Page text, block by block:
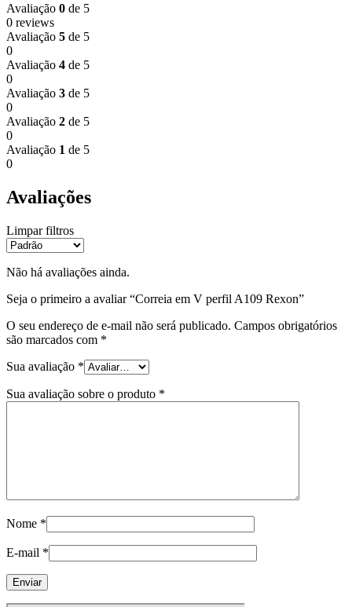
Avaliação 0 de 5
0 reviews
Avaliação 5 de 5
0
Avaliação 4 de 5
0
Avaliação 3 de 5
0
Avaliação 2 de 5
0
Avaliação 1 de 5
0
Avaliações
Limpar filtros
Não há avaliações ainda.
Seja o primeiro a avaliar “Correia em V perfil A109 Rexon”
O seu endereço de e-mail não será publicado. Campos obrigatórios
são marcados com *
Sua avaliação *
Sua avaliação sobre o produto *
Nome *
E-mail *